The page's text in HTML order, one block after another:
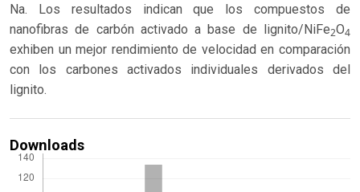
Na. Los resultados indican que los compuestos de
nanofibras de carbón activado a base de lignito/NiFe2O4
exhiben un mejor rendimiento de velocidad en comparación
con los carbones activados individuales derivados del
lignito.
Downloads